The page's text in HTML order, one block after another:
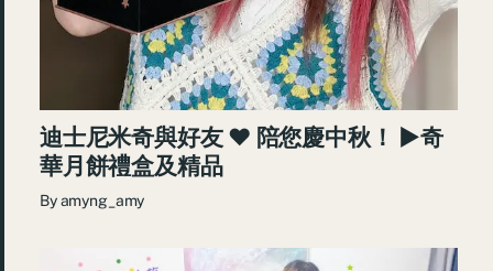
迪士尼米奇與好友 ♥ 陪您慶中秋！ ►奇
華月餅禮盒及精品
Byamyng_amy